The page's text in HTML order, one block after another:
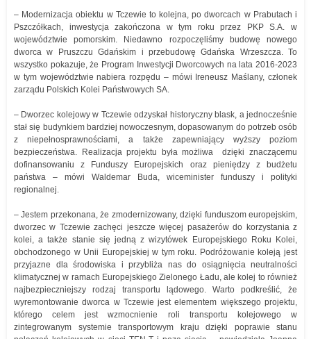
– Modernizacja obiektu w Tczewie to kolejna, po dworcach w Prabutach i
Pszczółkach, inwestycja zakończona w tym roku przez PKP S.A. w
województwie pomorskim. Niedawno rozpoczęliśmy budowę nowego
dworca w Pruszczu Gdańskim i przebudowę Gdańska Wrzeszcza. To
wszystko pokazuje, że Program Inwestycji Dworcowych na lata 2016-2023
w tym województwie nabiera rozpędu – mówi Ireneusz Maślany, członek
zarządu Polskich Kolei Państwowych SA.
– Dworzec kolejowy w Tczewie odzyskał historyczny blask, a jednocześnie
stał się budynkiem bardziej nowoczesnym, dopasowanym do potrzeb osób
z niepełnosprawnościami, a także zapewniający wyższy poziom
bezpieczeństwa. Realizacja projektu była możliwa dzięki znaczącemu
dofinansowaniu z Funduszy Europejskich oraz pieniędzy z budżetu
państwa – mówi Waldemar Buda, wiceminister funduszy i polityki
regionalnej.
– Jestem przekonana, że zmodernizowany, dzięki funduszom europejskim,
dworzec w Tczewie zachęci jeszcze więcej pasażerów do korzystania z
kolei, a także stanie się jedną z wizytówek Europejskiego Roku Kolei,
obchodzonego w Unii Europejskiej w tym roku. Podróżowanie koleją jest
przyjazne dla środowiska i przybliża nas do osiągnięcia neutralności
klimatycznej w ramach Europejskiego Zielonego Ładu, ale kolej to również
najbezpieczniejszy rodzaj transportu lądowego. Warto podkreślić, że
wyremontowanie dworca w Tczewie jest elementem większego projektu,
którego celem jest wzmocnienie roli transportu kolejowego w
zintegrowanym systemie transportowym kraju dzięki poprawie stanu